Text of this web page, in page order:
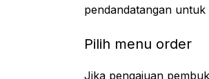
pendandatangan
Pilih menu order
Jika pengajuan